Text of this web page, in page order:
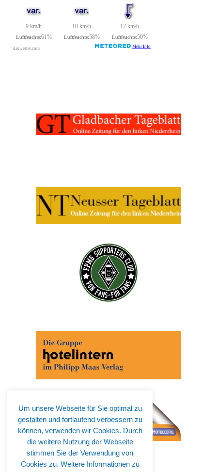
Um unsere Webseite für Sie optimal zu
gestalten und fortlaufend verbessern zu
können, verwenden wir Cookies. Durch
die weitere Nutzung der Webseite
stimmen Sie der Verwendung von
Cookies zu. Weitere Informationen zu